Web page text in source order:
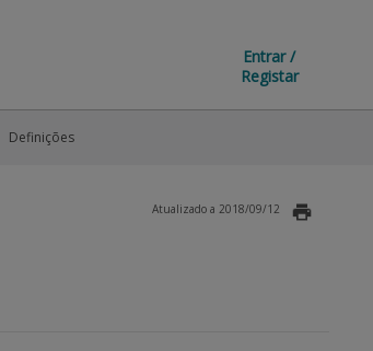
Entrar /
Registar
Definições
Atualizado a 2018/09/12